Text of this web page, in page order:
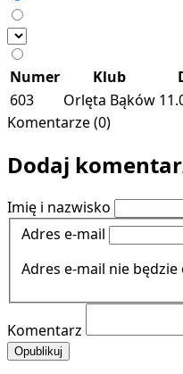
Numer Klub
603
Orlęta Bąków
Komentarze (0)
Dodaj
Imię i nazwisko
Adres e-mail
Adres e-mail nie
Komentarz
Opublikuj